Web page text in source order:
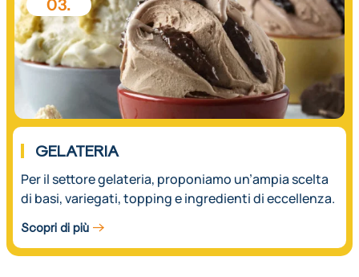
03.
GELATERIA
Per il settore gelateria, proponiamo un’ampia scelta
di basi, variegati, topping e ingredienti di eccellenza.
Scopri di più